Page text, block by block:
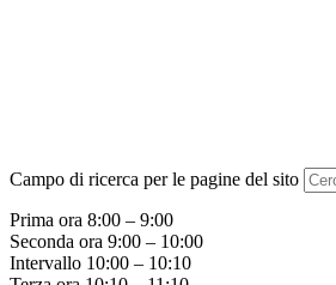
Campo di ricerca per le pagine del sito
Prima ora 8:00 – 9:00
Seconda ora 9:00 – 10:00
Intervallo 10:00 – 10:10